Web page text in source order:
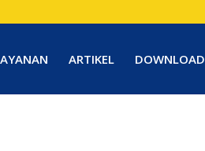
ARTIKEL DOWNLOAD